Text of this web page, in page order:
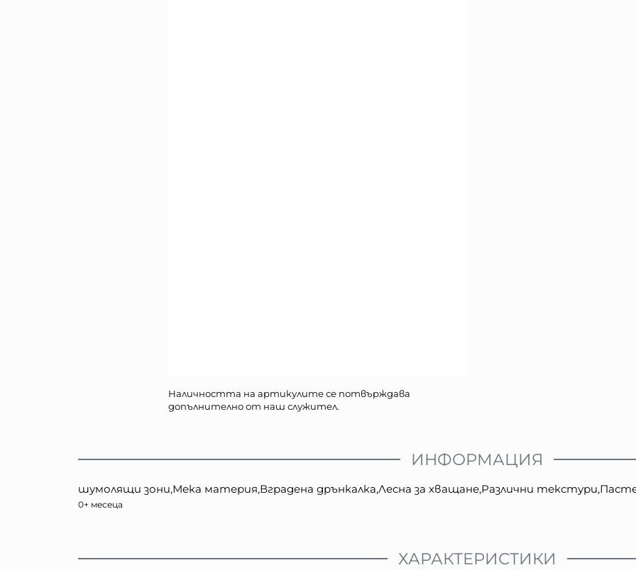
Наличността на артикулите се потвърждава
допълнително от наш служител.
ИНФОРМАЦИЯ
шумолящи зони,Мека материя,Вградена дрънкалка,Лесна за хващане,Pазлични
0+ месеца
ХАРАКТЕРИСТИКИ